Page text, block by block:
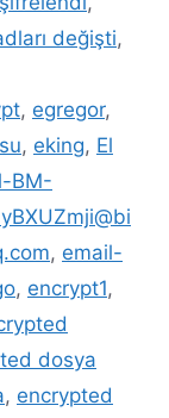
değişti,
, egregor,
, eking, El
BM-
, email-
, encrypt1,
dosya
, encrypted